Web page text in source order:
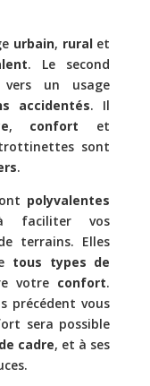
urbain, ruralet
. Le second
un usage
accidentés. Il
, confort et
sont
.
polyvalentes
faciliter vos
terrains. Elles
tous types de
votre confort.
précédent vous
sera possible
cadre, et à ses